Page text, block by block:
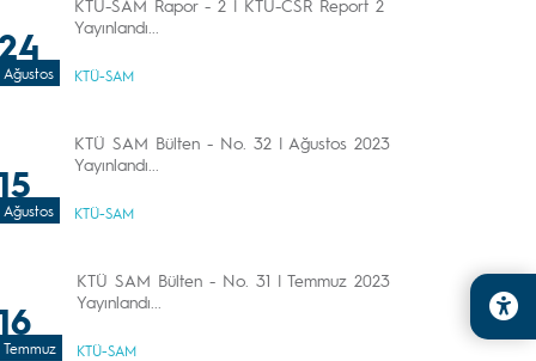
Ağustos
KTÜ-SAM Rapor - 2 | KTU-CSR Report 2
Yayınlandı...
KTÜ-SAM
15
Ağustos
KTÜ SAM Bülten - No. 32 | Ağustos 2023
Yayınlandı...
KTÜ-SAM
16
Temmuz
KTÜ SAM Bülten - No. 31 | Temmuz 2023
Yayınlandı...
KTÜ-SAM